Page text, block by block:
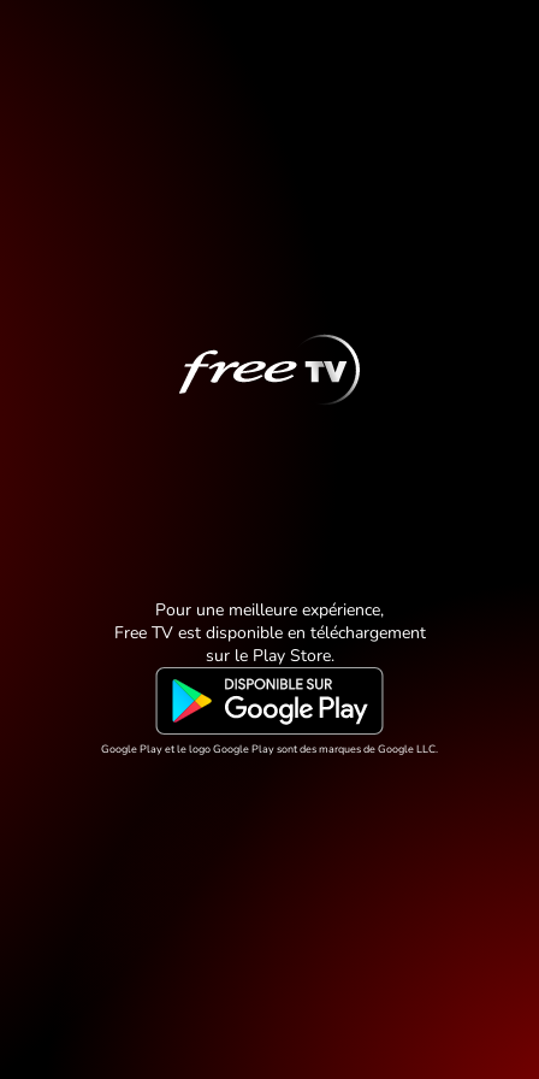
Pour une meilleure expérience,
Free TV est disponible en téléchargement
sur le Play Store.
Google Play et le logo Google Play sont des marques de Google LLC.